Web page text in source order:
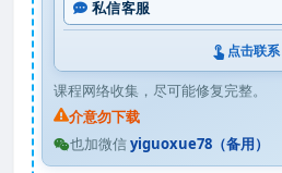
私信客服
点击联系
课程网络收集，尽可能修复完整。
介意勿下载
也加微信yiguoxue78（备用）